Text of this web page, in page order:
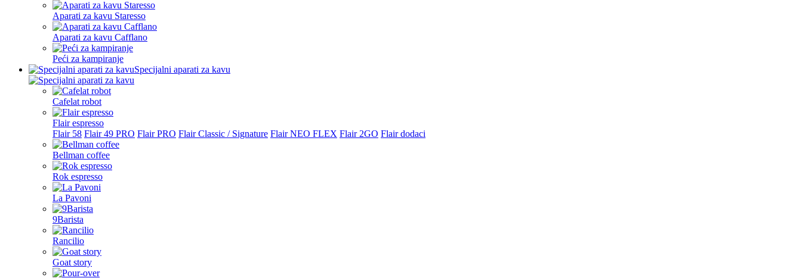
Aparati za kavu Staresso
Aparati za kavu Cafflano
Peći za kampiranje
Specijalni aparati za kavu
Cafelat robot
Flair espresso
Flair 58 Flair 49 PRO Flair PRO Flair Classic / Signature Flair NEO FLEX Flair 2GO Flair dodaci
Bellman coffee
Rok espresso
La Pavoni
9Barista
Rancilio
Goat story